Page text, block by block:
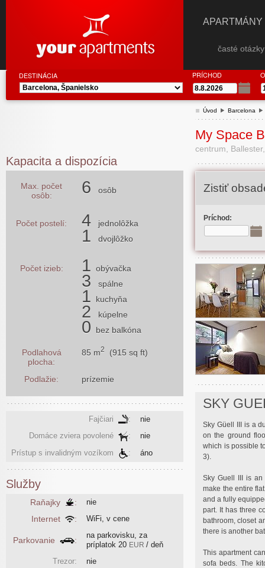
časté
DESTINÁCIA PRÍCHOD
Úvod Barcelona
My Space
centrum,
Zistiť
Príchod:
SKY
Sky Güell III is a
on the ground
which is possible
3).
Sky Guell III is an
make the entire
and a fully
part. It has three
bathroom, closet
there is another
This apartment
sofa beds. The
Kapacita a dispozícia
Max. počet
osôb:
6 osôb
Počet postelí: 4 jednolôžka
1 dvojlôžko
Počet izieb: 1 obývačka
3 spálne
1 kuchyňa
2 kúpelne
0 bez balkóna
Podlahová
plocha:
85 m2 (915 sq ft)
Podlažie: prízemie
Fajčiari :
nie
Domáce zviera povolené
:
nie
Prístup s invalidným vozíkom
: áno
Služby
Raňajky : nie
Internet : WiFi, v cene
Parkovanie :
na parkovisku, za
príplatok 20 EUR / deň
Trezor:
nie